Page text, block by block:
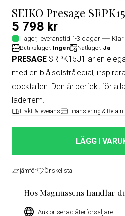
SEIKO Presage
5 798 kr
I lager, leveranstid 1-3 dagar
Klar
Butikslager: Ingen Nätlager: Ja
PRESAGE SRPK15J1 är en
med en blå solstråledial,
cocktailen. Den är perfekt för
läderrem.
Frakt & leverans Finansiering &
LÄGG I
jämför Önskelista
Hos Magnussons handlar
Auktoriserad återförsäljare